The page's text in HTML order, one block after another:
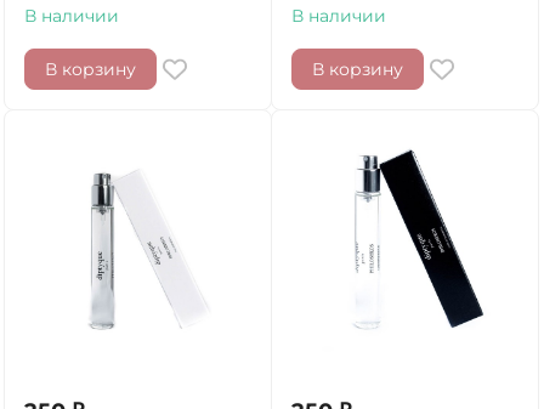
В наличии
В корзину
В наличии
В корзину